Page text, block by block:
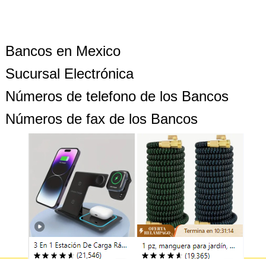
Bancos en Mexico
Sucursal Electrónica
Números de telefono de los Bancos
Números de fax de los Bancos